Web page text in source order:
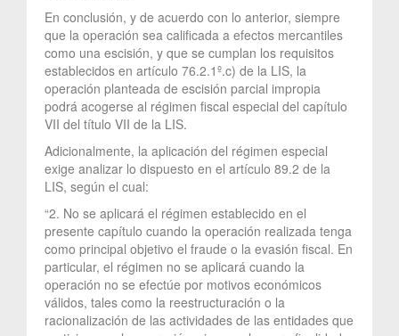
En conclusión, y de acuerdo con lo anterior, siempre
que la operación sea calificada a efectos mercantiles
como una escisión, y que se cumplan los requisitos
establecidos en artículo 76.2.1º.c) de la LIS, la
operación planteada de escisión parcial impropia
podrá acogerse al régimen fiscal especial del capítulo
VII del título VII de la LIS.
Adicionalmente, la aplicación del régimen especial
exige analizar lo dispuesto en el artículo 89.2 de la
LIS, según el cual:
“2. No se aplicará el régimen establecido en el
presente capítulo cuando la operación realizada tenga
como principal objetivo el fraude o la evasión fiscal. En
particular, el régimen no se aplicará cuando la
operación no se efectúe por motivos económicos
válidos, tales como la reestructuración o la
racionalización de las actividades de las entidades que